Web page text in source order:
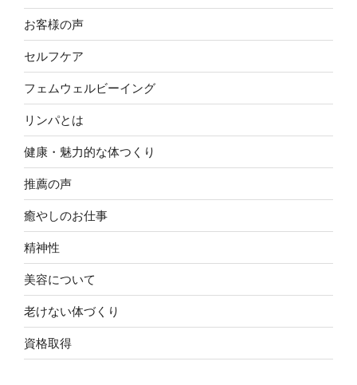
お客様の声
セルフケア
フェムウェルビーイング
リンパとは
健康・魅力的な体つくり
推薦の声
癒やしのお仕事
精神性
美容について
老けない体づくり
資格取得